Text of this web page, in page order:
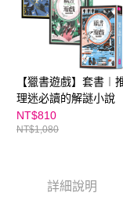
３．未成年的使用者請
「AFTEE先享後付」，
４．使用「AFTEE先享
時審查核予不同之上限
請求用戶進行身份認證。
５．嚴禁一人註冊多個
恩沛科技股份有限公司
【獵書遊戲】套書︱
理迷必讀的解謎小說
NT$810
NT$1,080
詳細說明